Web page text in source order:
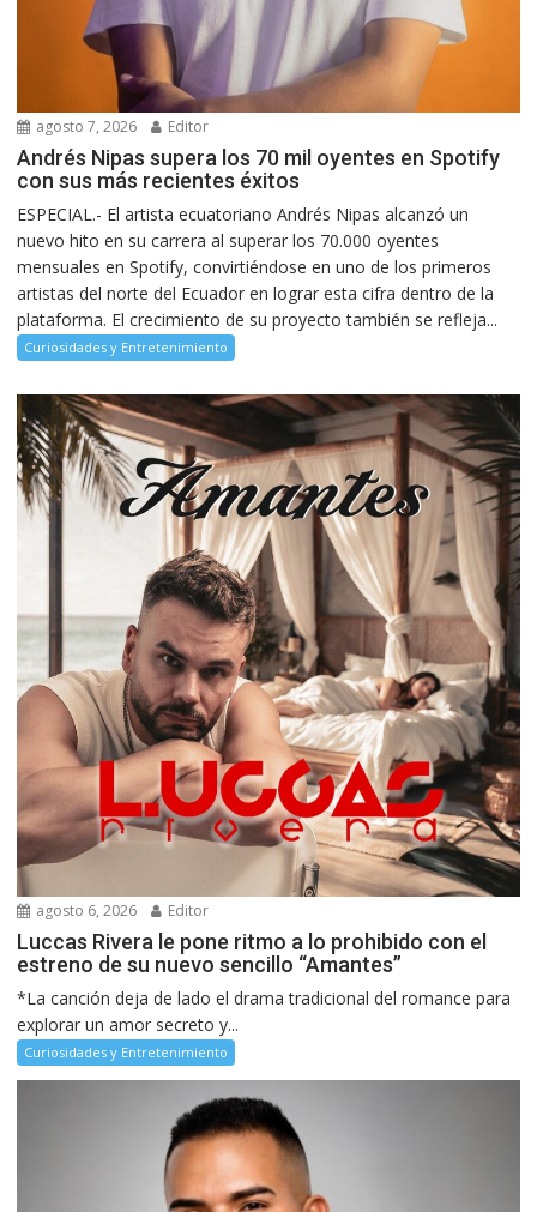
agosto 7, 2026 Editor
Andrés Nipas supera los 70 mil oyentes en Spotify
con sus más recientes éxitos
ESPECIAL.- El artista ecuatoriano Andrés Nipas alcanzó un
nuevo hito en su carrera al superar los 70.000 oyentes
mensuales en Spotify, convirtiéndose en uno de los primeros
artistas del norte del Ecuador en lograr esta cifra dentro de la
plataforma. El crecimiento de su proyecto también se refleja...
Curiosidades y Entretenimiento
agosto 6, 2026 Editor
Luccas Rivera le pone ritmo a lo prohibido con el
estreno de su nuevo sencillo “Amantes”
*La canción deja de lado el drama tradicional del romance para
explorar un amor secreto y...
Curiosidades y Entretenimiento